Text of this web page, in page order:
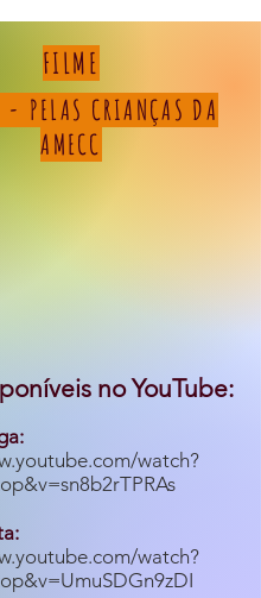
FILME
- PELAS CRIANÇAS DA
AMECC
no YouTube:
watch?
watch?